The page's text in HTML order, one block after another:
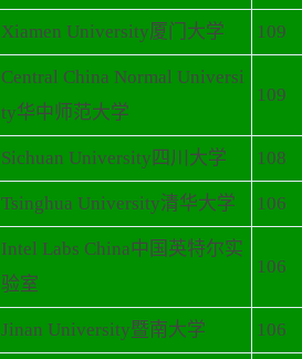
Xiamen University厦门大学 109
Central China Normal Universi
ty华中师范大学
109
Sichuan University四川大学 108
Tsinghua University清华大学 106
Intel Labs China中国英特尔实
验室
106
Jinan University暨南大学 106